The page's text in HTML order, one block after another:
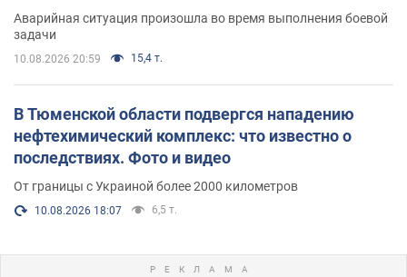
Аварийная ситуация произошла во время выполнения боевой
задачи
10.08.2026 20:59 15,4 т.
В Тюменской области подвергся нападению
нефтехимический комплекс: что известно о
последствиях. Фото и видео
От границы с Украиной более 2000 километров
10.08.2026 18:07 6,5 т.